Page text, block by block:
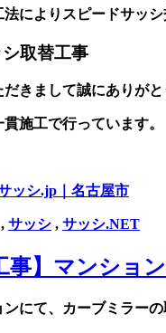
取替工事
きまして誠にありがと
施工で行っています。
ッシ.jp｜名古屋市
サッシ , サッシ.NET
事】マンショ
にて、カーブミラー